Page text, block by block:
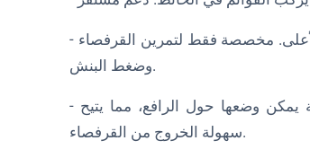
- حوامل القرفصاء: مشابهة لأنصاف الحوامل ولكن بدون قضبان سحب في الأعلى. مخصصة فقط لتمرين القرفصاء
وضغط البنش.
- الرف الأحادي/الحامل الأحادي: رف مخصص مزود بمشابك قضبان متحركة يمكن وضعها حول الرافع، مما يتيح
سهولة الخروج من القرفصاء.